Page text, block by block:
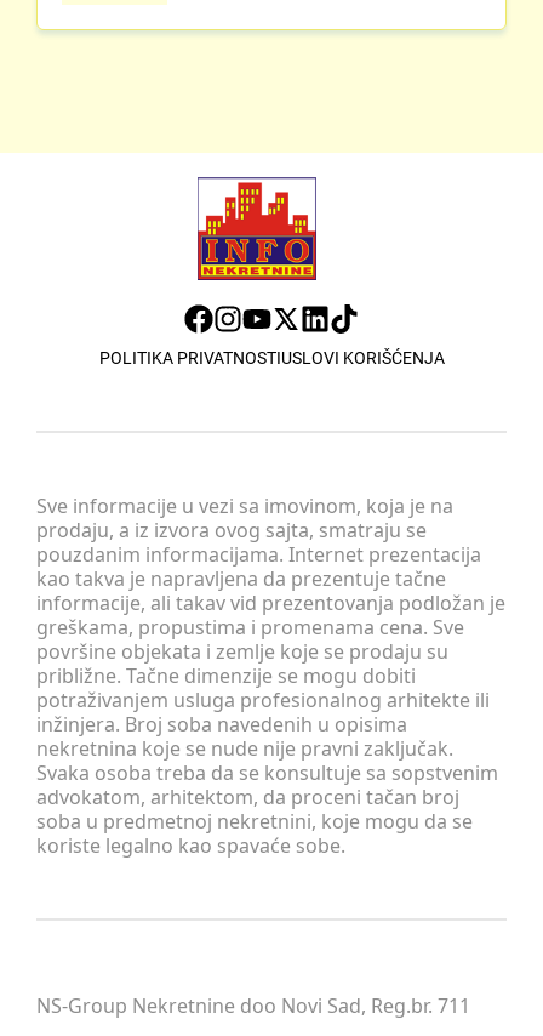
POLITIKA PRIVATNOSTIUSLOVI KORIŠĆENJA
Sve informacije u vezi sa imovinom, koja je na
prodaju, a iz izvora ovog sajta, smatraju se
pouzdanim informacijama. Internet prezentacija
kao takva je napravljena da prezentuje tačne
informacije, ali takav vid prezentovanja podložan je
greškama, propustima i promenama cena. Sve
površine objekata i zemlje koje se prodaju su
približne. Tačne dimenzije se mogu dobiti
potraživanjem usluga profesionalnog arhitekte ili
inžinjera. Broj soba navedenih u opisima
nekretnina koje se nude nije pravni zaključak.
Svaka osoba treba da se konsultuje sa sopstvenim
advokatom, arhitektom, da proceni tačan broj
soba u predmetnoj nekretnini, koje mogu da se
koriste legalno kao spavaće sobe.
NS-Group Nekretnine doo Novi Sad, Reg.br. 711